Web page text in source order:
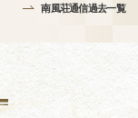
南風荘通信過去一覧